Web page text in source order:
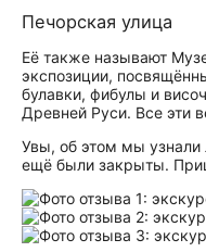
Печорская улица
Её также называют
экспозиции,
булавки, фибулы и
Древней Руси. Все эти
Увы, об этом мы узнали
ещё были закрыты.